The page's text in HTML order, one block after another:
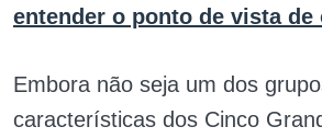
entender o ponto de vista de
Embora não seja um dos
características dos Cinco